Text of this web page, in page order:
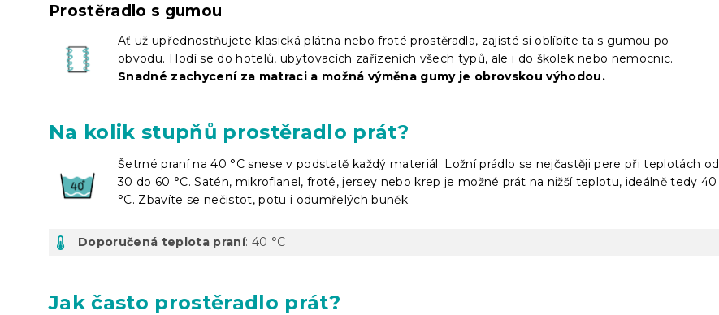
Prostěradlo s gumou
Ať už upřednostňujete klasická plátna nebo froté prostěradla, zajisté si oblíbíte ta s gumou po
obvodu. Hodí se do hotelů, ubytovacích zařízeních všech typů, ale i do školek nebo nemocnic.
Snadné zachycení za matraci a možná výměna gumy je obrovskou výhodou.
Na kolik stupňů prostěradlo prát?
Šetrné praní na 40 °C snese v podstatě každý materiál. Ložní prádlo se nejčastěji pere při teplotách od
30 do 60 °C. Satén, mikroflanel, froté, jersey nebo krep je možné prát na nižší teplotu, ideálně tedy 40
°C. Zbavíte se nečistot, potu i odumřelých buněk.
Doporučená teplota praní: 40 °C
Jak často prostěradlo prát?